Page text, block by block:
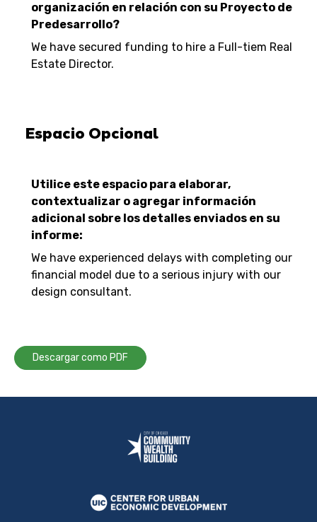
organización en relación con su Proyecto de
Predesarrollo?
We have secured funding to hire a Full-tiem Real
Estate Director.
Espacio Opcional
Utilice este espacio para elaborar,
contextualizar o agregar información
adicional sobre los detalles enviados en su
informe:
We have experienced delays with completing our
financial model due to a serious injury with our
design consultant.
Descargar como PDF